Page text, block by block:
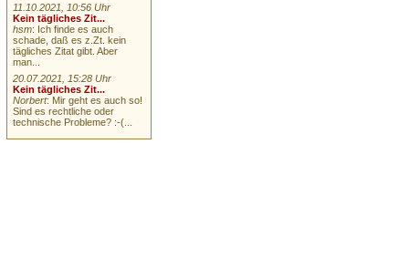
11.10.2021, 10:56 Uhr
Kein tägliches Zit...
hsm: Ich finde es auch
schade, daß es z.Zt. kein
tägliches Zitat gibt. Aber
man...
20.07.2021, 15:28 Uhr
Kein tägliches Zit...
Norbert: Mir geht es auch so!
Sind es rechtliche oder
technische Probleme? :-(...